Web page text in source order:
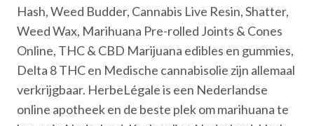
Hash, Weed Budder, Cannabis Live Resin, Shatter,
Weed Wax, Marihuana Pre-rolled Joints & Cones
Online, THC & CBD Marijuana edibles en gummies,
Delta 8 THC en Medische cannabisolie zijn allemaal
verkrijgbaar. HerbeLégale is een Nederlandse
online apotheek en de beste plek om marihuana te